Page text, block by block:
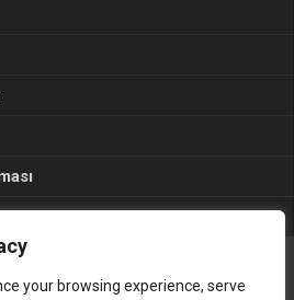
your browsing experience, serve